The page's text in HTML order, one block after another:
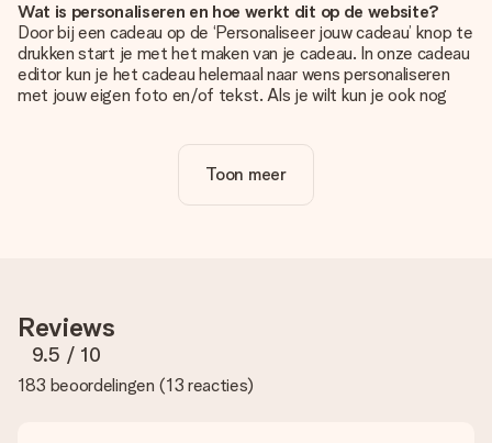
Wat is personaliseren en hoe werkt dit op de website?
Door bij een cadeau op de ‘Personaliseer jouw cadeau’ knop te
drukken start je met het maken van je cadeau. In onze cadeau
editor kun je het cadeau helemaal naar wens personaliseren
met jouw eigen foto en/of tekst. Als je wilt kun je ook nog
Is personalisatie in de prijs inbegrepen?
De prijs die op de website wordt getoond is inclusief de
te gebruiken. Als je niet zeker bent over de kwaliteit van je
foto, neem dan contact op met onze klantenservice en stuur
je foto mee met het cadeau dat je wilt bestellen. Zij kunnen
de kwaliteit dan voor je controleren!
Toon meer
Reviews
9.5 / 10
183 beoordelingen (13 reacties)